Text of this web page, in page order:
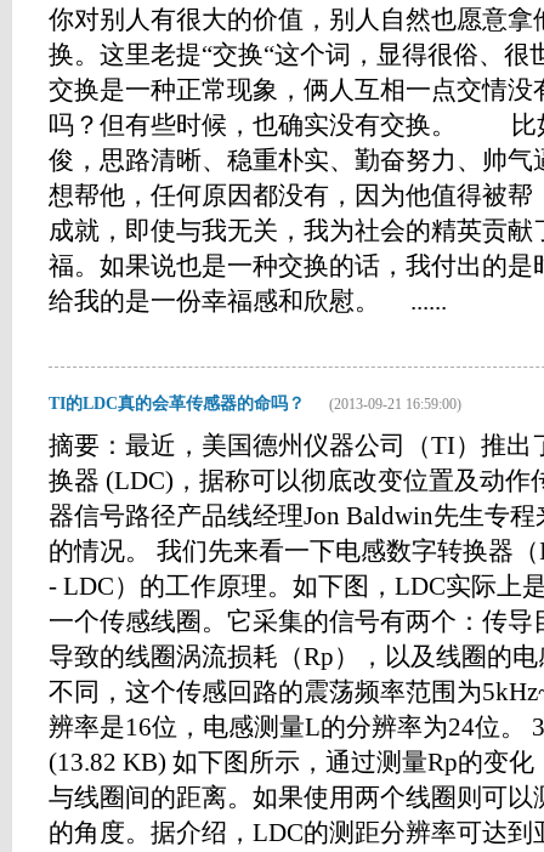
你对别人有很大的价值，别人自然也愿意
换。这里老提“交换“这个词，显得很俗、很
交换是一种正常现象，俩人互相一点交情
吗？但有些时候，也确实没有交换。 比
俊，思路清晰、稳重朴实、勤奋努力、帅
想帮他，任何原因都没有，因为他值得被
成就，即使与我无关，我为社会的精英贡
福。如果说也是一种交换的话，我付出的
给我的是一份幸福感和欣慰。 ......
TI的LDC真的会革传感器的命吗？ (2013-09-21 16:59:00)
摘要：最近，美国德州仪器公司（TI）推出
换器 (LDC)，据称可以彻底改变位置及动作
器信号路径产品线经理Jon Baldwin先生专
的情况。 我们先来看一下电感数字转换器（
- LDC）的工作原理。如下图，LDC实际上
一个传感线圈。它采集的信号有两个：传
导致的线圈涡流损耗（Rp），以及线圈的
不同，这个传感回路的震荡频率范围为
辨率是16位，电感测量L的分辨率为24位。
(13.82 KB) 如下图所示，通过测量Rp的变
与线圈间的距离。如果使用两个线圈则可
的角度。据介绍，LDC的测距分辨率可达到